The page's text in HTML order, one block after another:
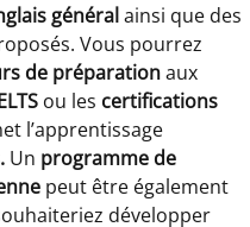
généralainsi que des
Vous pourrez
de préparationaux
ou les certifications
l’apprentissage
. Un programme de
peut être également
développer